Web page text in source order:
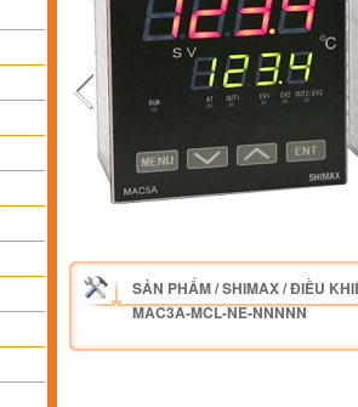
SẢN PHẨM/SHIMAX/ĐIỀU
MAC3A-MCL-NE-NNNNN